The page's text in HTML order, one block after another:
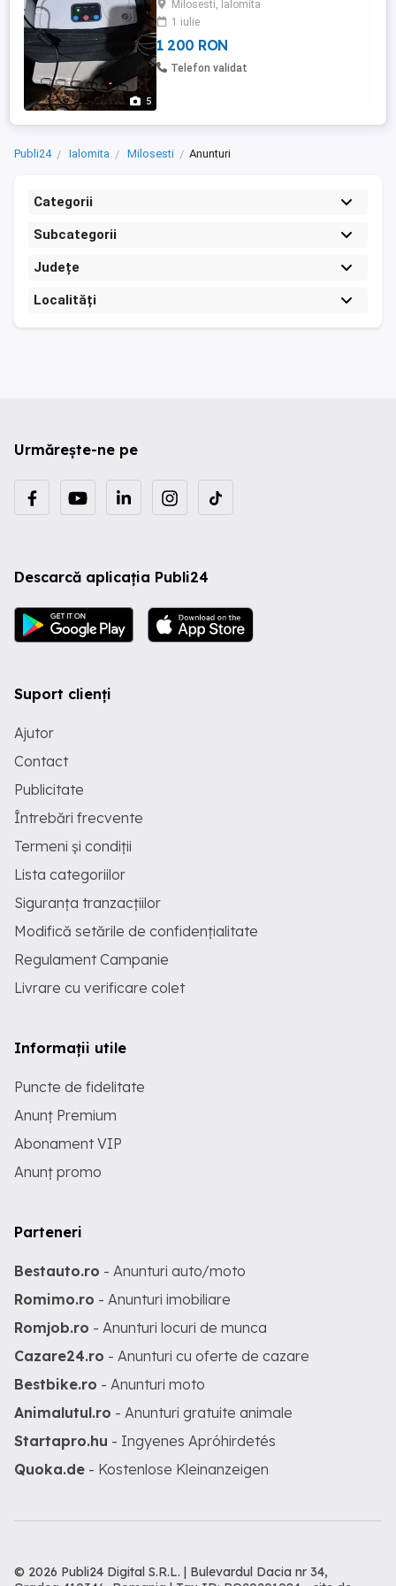
5
Milosesti, Ialomita
1 iulie
1 200 RON
Telefon validat
Publi24 Ialomita Milosesti Anunturi
Categorii
Subcategorii
Județe
Localități
Urmărește-ne pe
Descarcă aplicația Publi24
Suport clienți
Ajutor
Contact
Publicitate
Întrebări frecvente
Termeni și condiții
Lista categoriilor
Siguranța tranzacțiilor
Modifică setările de confidențialitate
Regulament Campanie
Livrare cu verificare colet
Informații utile
Puncte de fidelitate
Anunț Premium
Abonament VIP
Anunț promo
Parteneri
Bestauto.ro - Anunturi auto/moto
Romimo.ro - Anunturi imobiliare
Romjob.ro - Anunturi locuri de munca
Cazare24.ro - Anunturi cu oferte de cazare
Bestbike.ro - Anunturi moto
Animalutul.ro - Anunturi gratuite animale
Startapro.hu - Ingyenes Apróhirdetés
Quoka.de - Kostenlose Kleinanzeigen
© 2026 Publi24 Digital S.R.L. | Bulevardul Dacia nr 34,